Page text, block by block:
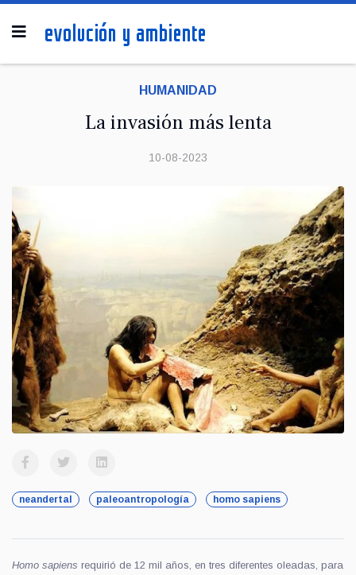
HUMANIDAD
La invasión más lenta
10-08-2023
neandertal paleoantropología homo sapiens
Homo sapiens requirió de 12 mil años, en tres diferentes oleadas, para